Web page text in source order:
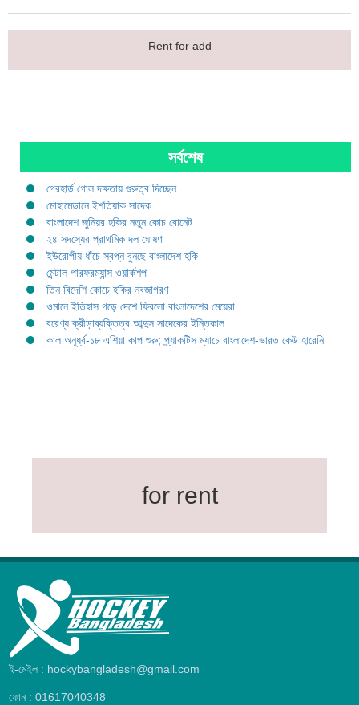
Rent for add
সর্বশেষ
গেরহার্ড গোল দক্ষতায় গুরুত্ব দিচ্ছেন
মোহামেডানে ইশতিয়াক সাদেক
বাংলাদেশ জুনিয়র হকির নতুন কোচ বোনেট
২৪ সদস্যের প্রাথমিক দল ঘোষণা
ইউরোপীয় ধাঁচে স্বপ্ন বুনছে বাংলাদেশ হকি
মেন্টাল পারফরম্যান্স ওয়ার্কশপ
তিন বিদেশি কোচে হকির নবজাগরণ
ওমানে ইতিহাস গড়ে দেশে ফিরলো বাংলাদেশের মেয়েরা
বরেণ্য ক্রীড়াব্যক্তিত্ব আব্দুস সাদেকের ইন্তিকাল
কাল অনূর্ধ্ব-১৮ এশিয়া কাপ শুরু; প্র্যাকটিস ম্যাচে বাংলাদেশ-ভারত কেউ হারেনি
for rent
ই-মেইল : hockybangladesh@gmail.com
ফোন : 01617040348